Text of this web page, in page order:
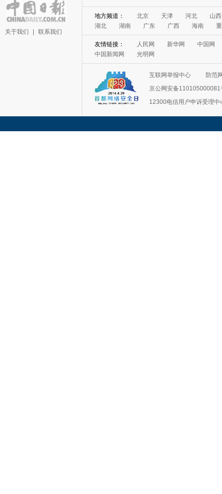
关于我们 联系我们
地方频道： 北京 天津 河北
山西
湖北
湖南 广东 广西 海南
友情链接： 人民网 新华网
中国网
中国新闻网
光明网
互联网举报中心
防范
京公网安备110105000081
12300电信用户申诉受理中